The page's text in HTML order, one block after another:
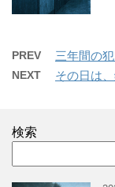
PREV 三年間の
NEXT その日は
検索